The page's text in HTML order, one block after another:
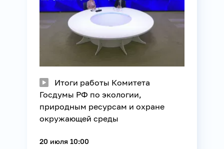
Итоги работы Комитета
Госдумы РФ по экологии,
природным ресурсам и охране
окружающей среды
20 июля 10:00